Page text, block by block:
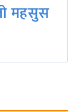
महसुस